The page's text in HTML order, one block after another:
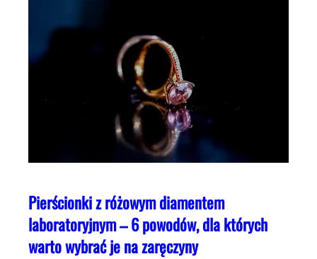
Pierścionki z różowym diamentem
laboratoryjnym – 6 powodów, dla których
warto wybrać je na zaręczyny